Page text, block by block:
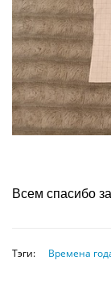
Всем спасибо
Тэги: Времена